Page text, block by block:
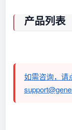
产品列表
如需咨询，请